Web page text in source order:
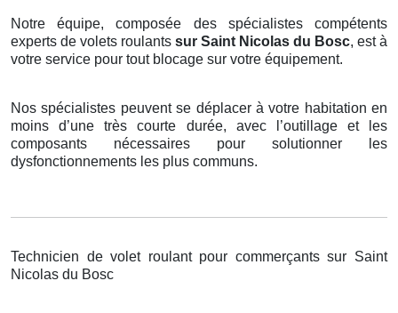
Notre équipe, composée des spécialistes compétents
experts de volets roulants sur Saint Nicolas du Bosc, est à
votre service pour tout blocage sur votre équipement.
Nos spécialistes peuvent se déplacer à votre habitation en
moins d’une très courte durée, avec l’outillage et les
composants nécessaires pour solutionner les
dysfonctionnements les plus communs.
Technicien de volet roulant pour commerçants sur Saint
Nicolas du Bosc